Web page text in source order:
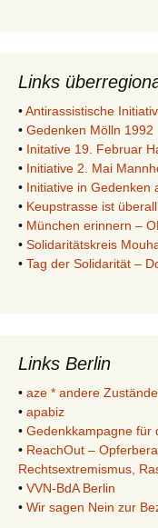
Links
•Antirassistische
• Gedenken Mölln 1992
• Initative 19. Februar
• Initiative 2. Mai
• Initiative in Gedenken
• Keupstrasse ist
• München erinnern –
• Solidaritätskreis
• Tag der Solidarität –
Links Berlin
• aze * andere
• apabiz
• Gedenkkampagne für
• ReachOut –
Rechtsextremismus,
• VVN-BdA Berlin
• Wir sagen Nein zur